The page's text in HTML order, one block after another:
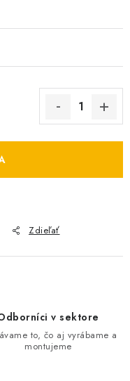
Zdieľať
v sektore
to, čo aj vyrábame a
montujeme